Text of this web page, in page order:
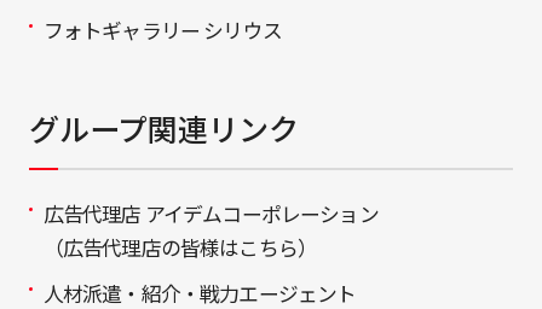
フォトギャラリー シリウス
グループ関連リンク
広告代理店 アイデムコーポレーション
（広告代理店の皆様はこちら）
人材派遣・紹介・戦力エージェント